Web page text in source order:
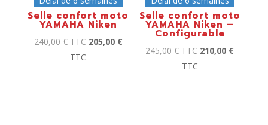
Selle confort moto
YAMAHA Niken
240,00€ TTC 205,00 €
TTC
Selle confort moto
YAMAHA Niken –
Configurable
245,00€ TTC 210,00 €
TTC